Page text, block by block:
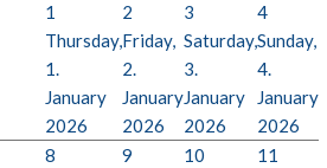
1
Thursday,
1.
January
2026
2
Friday,
2.
January
2026
3
Saturday,
3.
January
2026
4
Sunday,
4.
January
2026
8
9
10
11